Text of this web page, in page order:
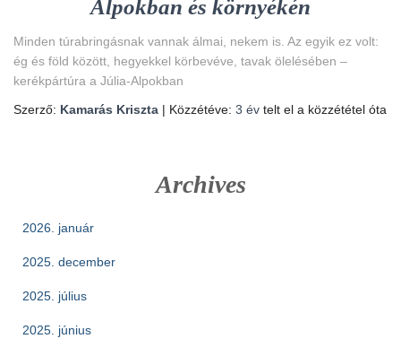
Alpokban és környékén
Minden túrabringásnak vannak álmai, nekem is. Az egyik ez volt:
ég és föld között, hegyekkel körbevéve, tavak ölelésében –
kerékpártúra a Júlia-Alpokban
Szerző: Kamarás Kriszta | Közzétéve: 3 év telt el a közzététel óta
Archives
2026. január
2025. december
2025. július
2025. június